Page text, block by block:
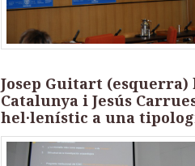
Josep Guitart (esquerra)
Catalunya i Jesús
hel·lenístic a una